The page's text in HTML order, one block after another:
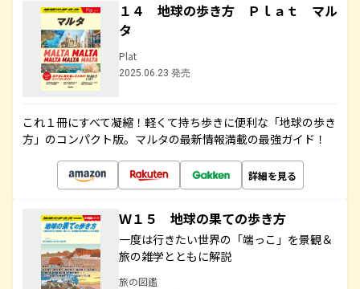
１４ 地球の歩き方 Ｐｌａｔ マル
タ
Plat
2025.06.23 発売
これ１冊にすべて凝縮！軽くて持ち歩きに便利な「地球の歩き
方」のコンパクト版。マルタの最新情報満載の最強ガイド！
詳細を見る
Ｗ１５ 地球の果ての歩き方
一度は行きたい世界の「端っこ」を景観＆
旅の雑学とともに解説
旅の図鑑